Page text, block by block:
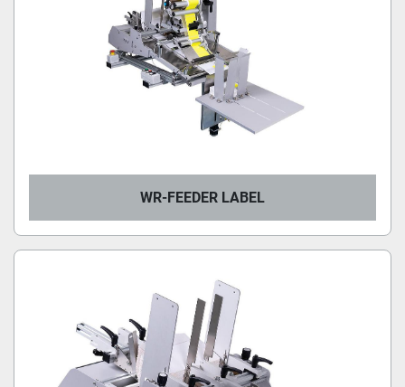
WR-FEEDER LABEL